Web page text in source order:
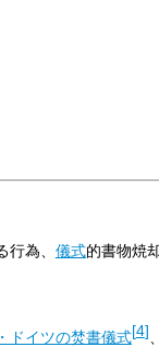
行為、 儀式的書物焼
ドイツの焚書儀式[4]